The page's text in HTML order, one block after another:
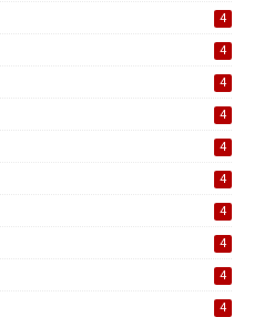
4
4
4
4
4
4
4
4
4
4